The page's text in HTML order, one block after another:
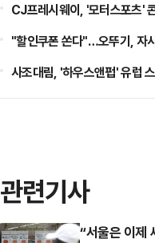
CJ프레시웨이, '모터스포츠'
"할인쿠폰 쏜다"…오뚜기, 자
사조대림, '하우스앤펍' 유럽
관련기사
“서울은 이제